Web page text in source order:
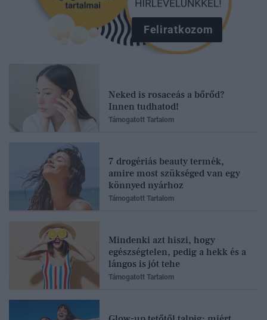
Feliratkozom
Neked is rosaceás a bőrőd?
Innen tudhatod!
Támogatott Tartalom
7 drogériás beauty termék,
amire most szükséged van egy
könnyed nyárhoz
Támogatott Tartalom
Mindenki azt hiszi, hogy
egészségtelen, pedig a hekk és a
lángos is jót tehe
Támogatott Tartalom